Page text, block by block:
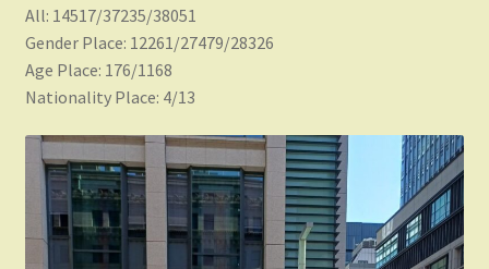
All: 14517/37235/38051
Gender Place: 12261/27479/28326
Age Place: 176/1168
Nationality Place: 4/13